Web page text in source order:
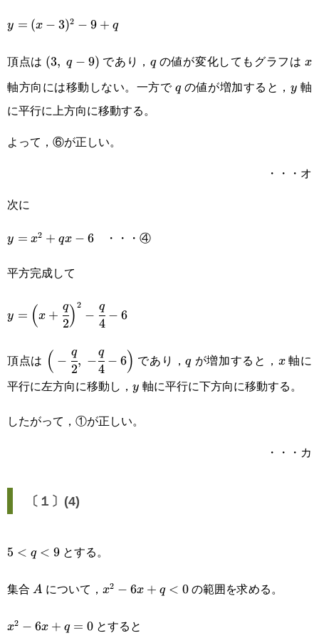
y=
y = (x − 3)2 − 9 + q
頂点は (3,\space
q-9)
(3, q − 9) であり， q
qの値が変化してもグラフは x
x
軸方向には移動しない。一方でq
qの値が増加すると， y
y 軸
に平行に上方向に移動する。
よって，⑥が正しい。
・・・オ
次に
y=x^2+qx-
y = x2 + qx − 6・・・④
平方完成して
y=\Big(x+\cfrac{q}
{2}\Big)^2-
\cfrac{q}{4}-6
y = (x +
2
q)2
−
4
q
− 6
頂点は \Big(-
\cfrac{q}
\cfrac{q}
( −
2
q
, −
4
q
− 6) であり，qが増加すると， x軸に
平行に左方向に移動し， y
y 軸に平行に下方向に移動する。
したがって，①が正しい。
・・・カ
〔１〕(4)
5<q<9
5 < q < 9 とする。
集合 A
A について， x^2-
x2 − 6x + q < 0の範囲を求める。
x^2-
x2 − 6x + q = 0 とすると